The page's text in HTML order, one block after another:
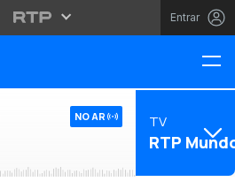
Entrar
NO AR TV
RTP